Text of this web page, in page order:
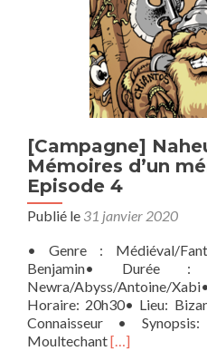
[Campagne]
Mémoires d’un
Episode 4
Publié le 31 janvier 2020
• Genre : Médiéval/
Benjamin•
Newra/Abyss/Antoine/
Horaire: 20h30• Lieu:
Connaisseur •
MoultechantEn
[…]